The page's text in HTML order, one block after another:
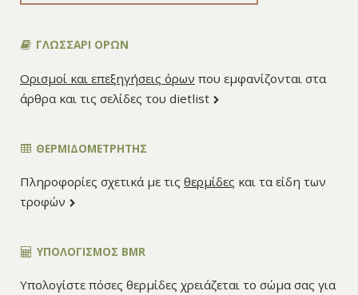
ΓΛΩΣΣΑΡΙ ΟΡΩΝ
Ορισμοί και επεξηγήσεις όρων που εμφανίζονται στα
άρθρα και τις σελίδες του dietlist
ΘΕΡΜΙΔΟΜΕΤΡΗΤΗΣ
Πληροφορίες σχετικά με τις θερμίδες και τα είδη των
τροφών
ΥΠΟΛΟΓΙΣΜΌΣ BMR
Υπολογίστε πόσες θερμίδες χρειάζεται το σώμα σας για